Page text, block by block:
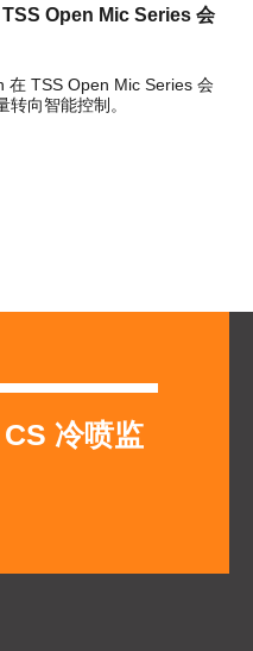
Open Mic Series 会
在 TSS Open Mic Series 会
向智能控制。
冷喷监